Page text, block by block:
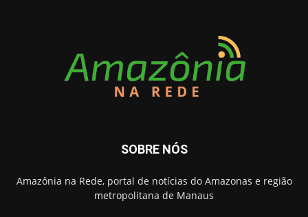
SOBRE NÓS
Amazônia na Rede, portal de notícias do Amazonas e região
metropolitana de Manaus